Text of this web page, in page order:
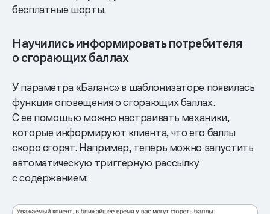
бесплатные шорты.
Научились информировать потребителя
о сгорающих баллах
У параметра «Баланс» в шаблонизаторе появилась
функция оповещения о сгорающих баллах.
С ее помощью можно настраивать механики,
которые информируют клиента, что его баллы
скоро сгорят. Например, теперь можно запустить
автоматическую триггерную рассылку
с содержанием: